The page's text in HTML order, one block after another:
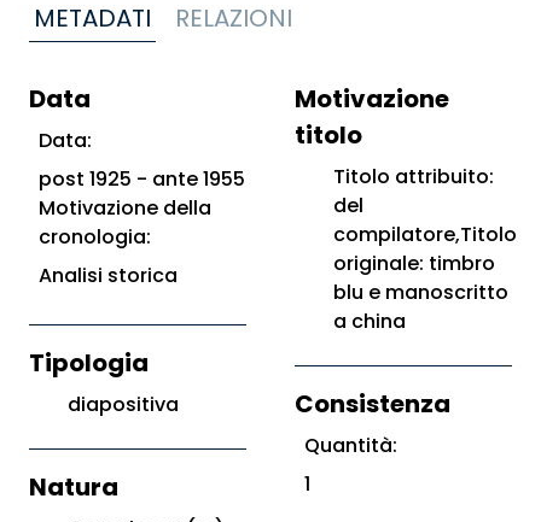
METADATI RELAZIONI
Data
Data:
post 1925 - ante 1955
Motivazione della
cronologia:
Analisi storica
Tipologia
diapositiva
Natura
Motivazione
titolo
Titolo attribuito:
del
compilatore,Titolo
originale: timbro
blu e manoscritto
a china
Consistenza
Quantità:
1